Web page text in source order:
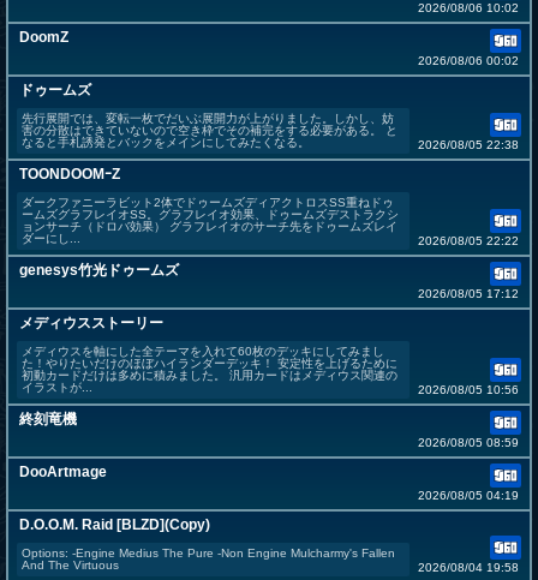
2026/08/06 10:02
DoomZ
2026/08/06 00:02
ドゥームズ
先行展開では、変転一枚でだいぶ展開力が上がりました。しかし、妨
害の分散はできていないので空き枠でその補完をする必要がある。 と
なると手札誘発とバックをメインにしてみたくなる。
2026/08/05 22:38
TOONDOOMｰZ
ダークファニーラビット2体でドゥームズディアクトロスSS重ねドゥ
ームズグラフレイオSS。グラフレイオ効果、ドゥームズデストラクシ
ョンサーチ（ドロバ効果） グラフレイオのサーチ先をドゥームズレイ
ダーにし...
2026/08/05 22:22
genesys竹光ドゥームズ
2026/08/05 17:12
メディウスストーリー
メディウスを軸にした全テーマを入れて60枚のデッキにしてみまし
た！やりたいだけのほぼハイランダーデッキ！ 安定性を上げるために
初動カードだけは多めに積みました。 汎用カードはメディウス関連の
イラストが...
2026/08/05 10:56
終刻竜機
2026/08/05 08:59
DooArtmage
2026/08/05 04:19
D.O.O.M. Raid [BLZD](Copy)
Options: -Engine Medius The Pure -Non Engine Mulcharmy's Fallen
And The Virtuous
2026/08/04 19:58